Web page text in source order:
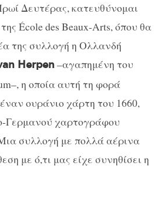
Δευτέρας, κατευθύνομαι
École des Beaux-Arts, όπου θα
της συλλογή η Ολλανδή
Herpen–αγαπημένη του
η οποία αυτή τη φορά
ουράνιο χάρτη του 1660,
Γερμανού χαρτογράφου
συλλογή με πολλά αέρινα
με ό,τι μας είχε συνηθίσει η